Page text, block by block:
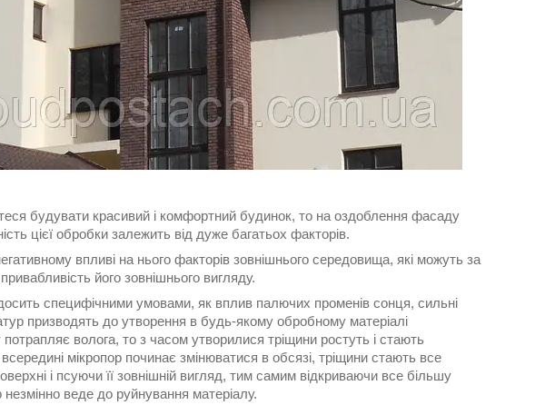
будувати красивий і комфортний будинок, то на оздоблення фасаду
цієї обробки залежить від дуже багатьох факторів.
впливі на нього факторів зовнішнього середовища, які можуть за
його зовнішнього вигляду.
специфічними умовами, як вплив палючих променів сонця, сильні
призводять до утворення в будь-якому обробному матеріалі
волога, то з часом утворилися тріщини ростуть і стають
мікропор починає змінюватися в обсязі, тріщини стають все
і псуючи її зовнішній вигляд, тим самим відкриваючи все більшу
веде до руйнування матеріалу.